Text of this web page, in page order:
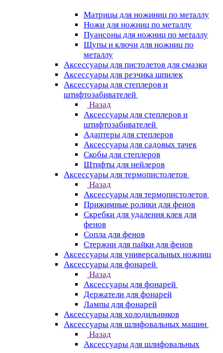
Матрицы для ножиниц по металлу
Ножи для ножниц по металлу
Пуансоны для ножниц по металлу
Щупы и ключи для ножниц по
металлу
Аксессуары для пистолетов для смазки
Аксессуары для резчика шпилек
Аксессуары для степлеров и
штифтозабивателей
Назад
Аксессуары для степлеров и
штифтозабивателей
Адаптеры для степлеров
Аксессуары для садовых тачек
Скобы для степлеров
Штифты для нейлеров
Аксессуары для термопистолетов
Назад
Аксессуары для термопистолетов
Прижимные ролики для фенов
Скребки для удаления клея для
фенов
Сопла для фенов
Стержни для пайки для фенов
Аксессуары для универсальных ножниц
Аксессуары для фонарей
Назад
Аксессуары для фонарей
Держатели для фонарей
Лампы для фонарей
Аксессуары для холодильников
Аксессуары для шлифовальных машин
Назад
Аксессуары для шлифовальных